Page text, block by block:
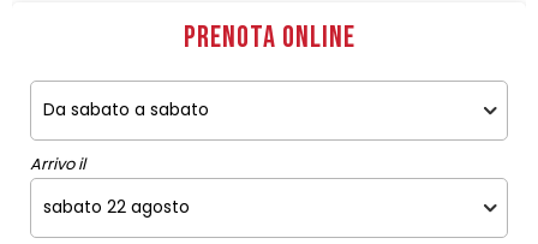
Prenota online
Arrivo il